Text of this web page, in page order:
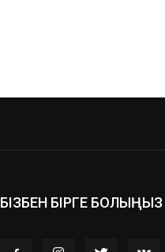
БІЗБЕН БІРГЕ БОЛЫҢЫЗ